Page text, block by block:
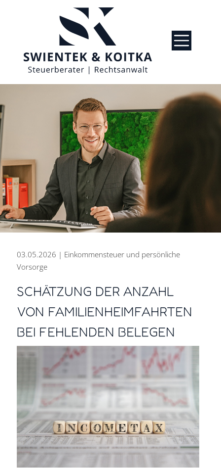
ZUKUNFT GESTALTEN.
DIGITAL ARBEITEN.
Steuer- und Rechtsberatung
aus einer Hand für den Erfolg
Ihres Unternehmens.
Kontakt
03.05.2026 | Einkommensteuer und persönliche
Vorsorge
SCHÄTZUNG DER ANZAHL
VON FAMILIENHEIMFAHRTEN
BEI FEHLENDEN BELEGEN